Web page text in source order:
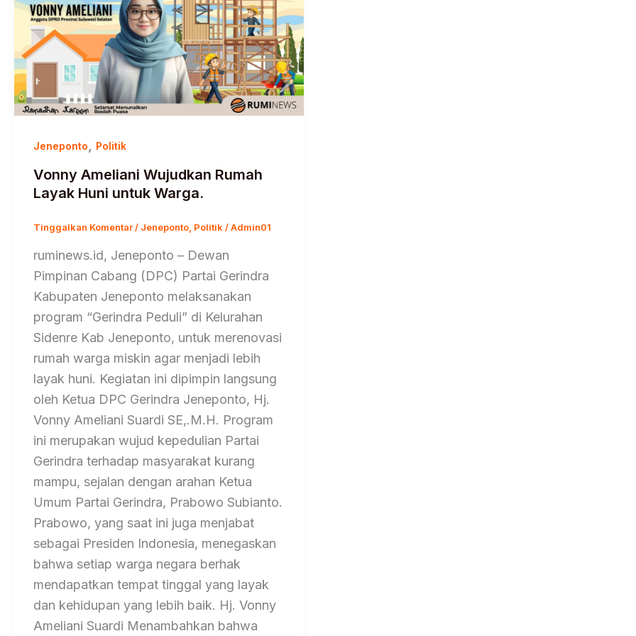
Jeneponto Politik
Vonny Ameliani Wujudkan Rumah
Layak Huni untuk Warga.
Tinggalkan Komentar/ Jeneponto, Politik/Admin01
ruminews.id, Jeneponto – Dewan
Pimpinan Cabang (DPC) Partai Gerindra
Kabupaten Jeneponto melaksanakan
program “Gerindra Peduli” di Kelurahan
Sidenre Kab Jeneponto, untuk merenovasi
rumah warga miskin agar menjadi lebih
layak huni. Kegiatan ini dipimpin langsung
oleh Ketua DPC Gerindra Jeneponto, Hj.
Vonny Ameliani Suardi SE,.M.H. Program
ini merupakan wujud kepedulian Partai
Gerindra terhadap masyarakat kurang
mampu, sejalan dengan arahan Ketua
Umum Partai Gerindra, Prabowo Subianto.
Prabowo, yang saat ini juga menjabat
sebagai Presiden Indonesia, menegaskan
bahwa setiap warga negara berhak
mendapatkan tempat tinggal yang layak
dan kehidupan yang lebih baik. Hj. Vonny
Ameliani Suardi Menambahkan bahwa